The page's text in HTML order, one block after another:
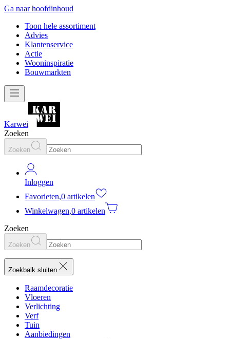
Ga naar hoofdinhoud
Toon hele assortiment
Advies
Klantenservice
Actie
Wooninspiratie
Bouwmarkten
Karwei
Zoeken
Zoeken
Inloggen
Favorieten,0 artikelen
Winkelwagen,0 artikelen
Zoeken
Zoeken
Zoekbalk sluiten
Raamdecoratie
Vloeren
Verlichting
Verf
Tuin
Aanbiedingen